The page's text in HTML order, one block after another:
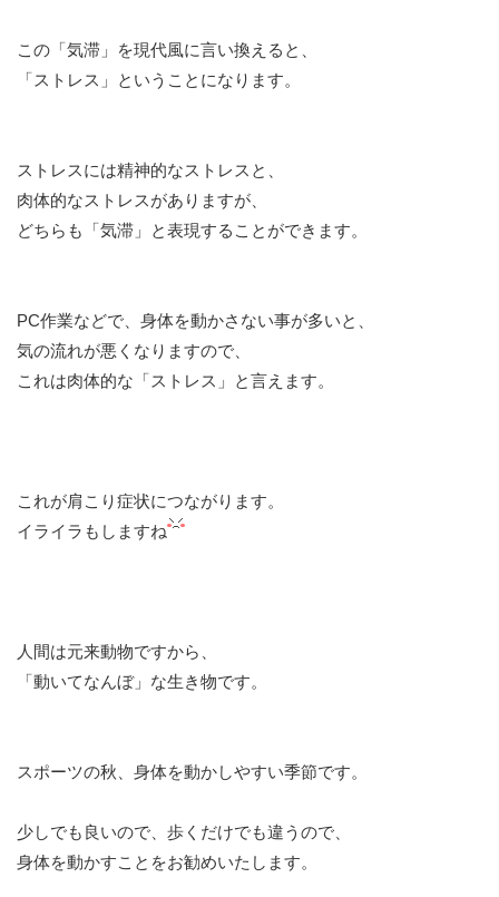
この「気滞」を現代風に言い換えると、
「ストレス」ということになります。
ストレスには精神的なストレスと、
肉体的なストレスがありますが、
どちらも「気滞」と表現することができます。
PC作業などで、身体を動かさない事が多いと、
気の流れが悪くなりますので、
これは肉体的な「ストレス」と言えます。
これが肩こり症状につながります。
イライラもしますね
人間は元来動物ですから、
「動いてなんぼ」な生き物です。
スポーツの秋、身体を動かしやすい季節です。
少しでも良いので、歩くだけでも違うので、
身体を動かすことをお勧めいたします。